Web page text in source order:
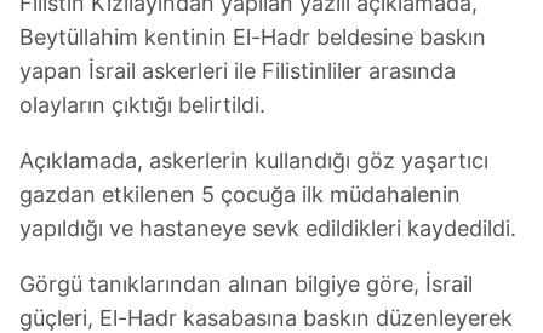
Beytüllahim kentinin El-Hadr beldesine baskın
yapan İsrail askerleri ile Filistinliler arasında
olayların çıktığı belirtildi.
Açıklamada, askerlerin kullandığı göz yaşartıcı
gazdan etkilenen 5 çocuğa ilk müdahalenin
yapıldığı ve hastaneye sevk edildikleri kaydedildi.
Görgü tanıklarından alınan bilgiye göre, İsrail
güçleri, El-Hadr kasabasına baskın düzenleyerek